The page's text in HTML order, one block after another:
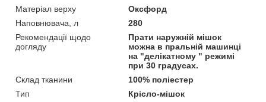
Матеріал верху
Оксфорд
Наповнювача, л
280
Рекомендації щодо
догляду
Прати наружній мішок
можна в пральній машинці
на "делікатному " режимі
при 30 градусах.
Склад тканини
100% поліестер
Тип
Крісло-мішок